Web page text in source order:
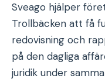
Sveago hjälper
Trollbäcken att få
redovisning och
på den dagliga
juridik under